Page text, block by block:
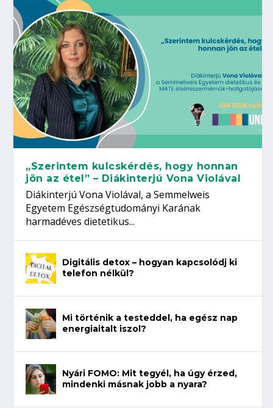
„Szerintem kulcskérdés, hogy honnan
jön az étel” – Diákinterjú Vona Violával
Diákinterjú Vona Violával, a Semmelweis
Egyetem Egészségtudományi Karának
harmadéves dietetikus...
Digitális detox – hogyan kapcsolódj ki
telefon nélkül?
Mi történik a testeddel, ha egész nap
energiaitalt iszol?
Nyári FOMO: Mit tegyél, ha úgy érzed,
mindenki másnak jobb a nyara?